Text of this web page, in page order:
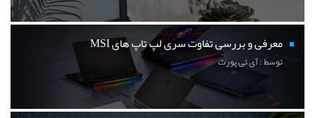
معرفی و بررسی تفاوت سری لپ تاپ های MSI
توسط : آی تی پورت